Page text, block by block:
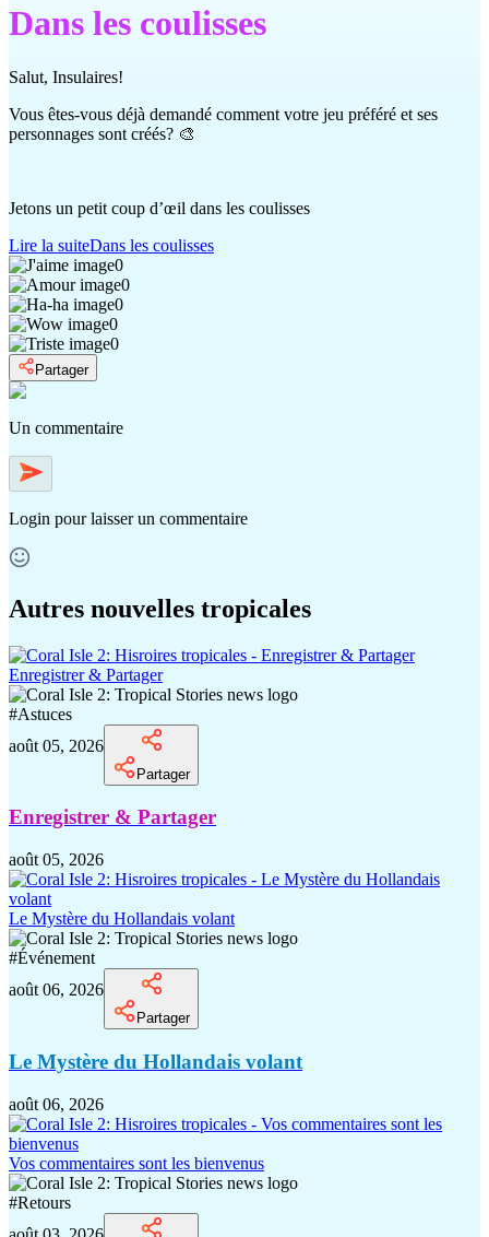
Dans les coulisses
Salut, Insulaires!
Vous êtes-vous déjà demandé comment votre jeu préféré et ses
personnages sont créés? 🎨
Jetons un petit coup d’œil dans les coulisses
Lire la suiteDans les coulisses
0
0
0
0
0
Partager
Un commentaire
Login pour laisser un commentaire
Autres nouvelles tropicales
Enregistrer & Partager
#Astuces
août 05, 2026
Partager
Enregistrer & Partager
août 05, 2026
Le Mystère du Hollandais volant
#Événement
août 06, 2026
Partager
Le Mystère du Hollandais volant
août 06, 2026
Vos commentaires sont les bienvenus
#Retours